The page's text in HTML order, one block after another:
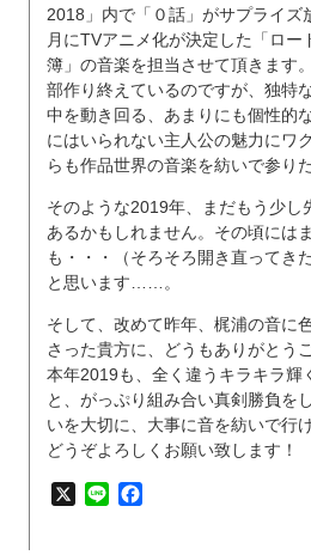
2018」内で「０話」がサプライズ
月にTVアニメ化が決定した「ロ
簿」の音楽を担当させて頂きます
部作り終えているのですが、独特
中を動き回る、あまりにも個性的
にはいられない主人公の魅力にワ
らも作品世界の音楽を紡いで参り
そのような2019年、まだもう少し
あるかもしれません。その頃には
も・・・（そろそろ開き直ってき
と思います……。
そして、改めて昨年、梶浦の音に
さった貴方に、どうもありがとう
本年2019も、全く違うキラキラ輝
と、がっぷり組み合い真剣勝負を
いを大切に、大事に音を紡いで行
どうぞよろしくお願い致します！
X Line